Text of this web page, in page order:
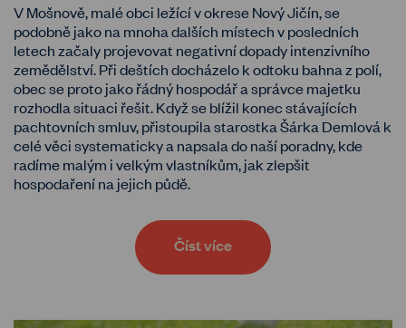
V Mošnově, malé obci ležící v okrese Nový Jičín, se
podobně jako na mnoha dalších místech v posledních
letech začaly projevovat negativní dopady intenzivního
zemědělství. Při deštích docházelo k odtoku bahna z polí,
obec se proto jako řádný hospodář a správce majetku
rozhodla situaci řešit. Když se blížil konec stávajících
pachtovních smluv, přistoupila starostka Šárka Demlová k
celé věci systematicky a napsala do naší poradny, kde
radíme malým i velkým vlastníkům, jak zlepšit
hospodaření na jejich půdě.
Číst více